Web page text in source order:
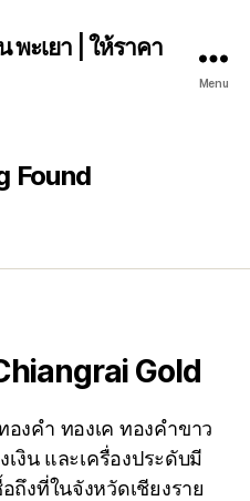
พะเยา | ให้ราคา
Menu
Found
Gold
งคำ ทองเค ทองคำขาว
เงิน และเครื่องประดับมี
ถึงที่ในจังหวัดเชียงราย